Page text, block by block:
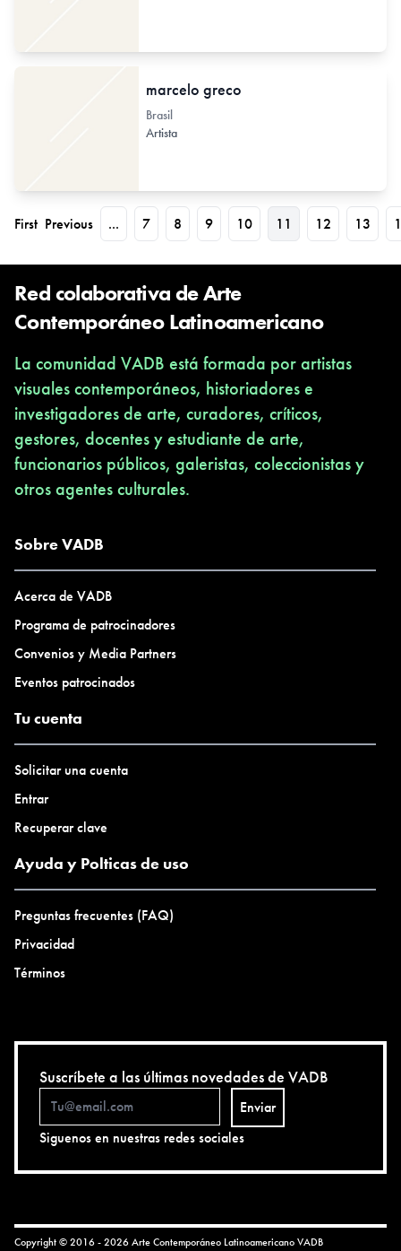
marcelo greco
Brasil
Artista
First Previous ... 7 8 9 10 11 12 13
Red colaborativa de Arte
Contemporáneo Latinoamericano
La comunidad VADB está formada por artistas
visuales contemporáneos, historiadores e
investigadores de arte, curadores, críticos,
gestores, docentes y estudiante de arte,
funcionarios públicos, galeristas, coleccionistas y
otros agentes culturales.
Sobre VADB
Acerca de VADB
Programa de patrocinadores
Convenios y Media Partners
Eventos patrocinados
Tu cuenta
Solicitar una cuenta
Entrar
Recuperar clave
Ayuda y Polticas de uso
Preguntas frecuentes (FAQ)
Privacidad
Términos
Suscríbete a las últimas novedades de VADB
Enviar
Siguenos en nuestras redes sociales
Copyright © 2016 - 2026 Arte Contemporáneo LatinoamericanoVADB